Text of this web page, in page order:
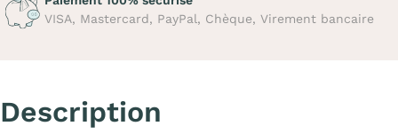
VISA, Mastercard, PayPal, Chèque, Virement bancaire
Description